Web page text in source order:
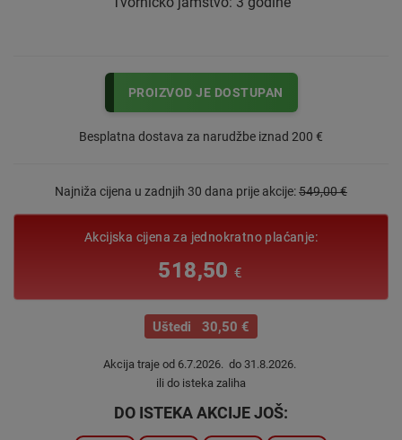
PROIZVOD JE DOSTUPAN
Besplatna dostava za narudžbe iznad 200 €
Najniža cijena u zadnjih 30 dana prije akcije:549,00 €
Akcijska cijena za jednokratno plaćanje:
518,50€
Uštedi 30,50 €
Akcija traje od 6.7.2026. do 31.8.2026.
ili do isteka zaliha
DO ISTEKA AKCIJE JOŠ: